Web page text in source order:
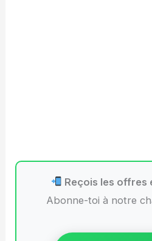
Reçois les offres
Abonne-toi à notre